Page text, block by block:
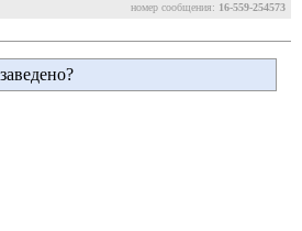
номер сообщения: 16-559-254573